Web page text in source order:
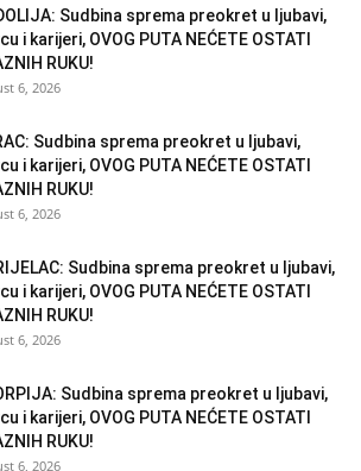
Sudbina sprema preokret u ljubavi,
i karijeri, OVOG PUTA NEĆETE OSTATI
RUKU!
6, 2026
Sudbina sprema preokret u ljubavi,
i karijeri, OVOG PUTA NEĆETE OSTATI
RUKU!
6, 2026
Sudbina sprema preokret u ljubavi,
i karijeri, OVOG PUTA NEĆETE OSTATI
RUKU!
6, 2026
Sudbina sprema preokret u ljubavi,
i karijeri, OVOG PUTA NEĆETE OSTATI
RUKU!
6, 2026